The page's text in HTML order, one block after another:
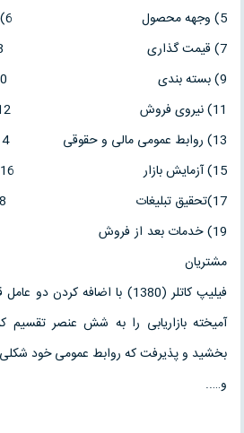
5) وجهه محصول 6) بخش بندی بازار
7) قیمت گذاری 8) آمیخته محصول
9) بسته بندی 10) توزیع
11) نیروی فروش 12) آموزش و پرورش
13) روابط عمومی مالی و حقوقی 14) روابط صنعتی
15) آزمایش بازار 16) تبلیغات
17)تحقیق تبلیغات 18) ترفیع فروش
مشتریان
فیلیپ کاتلر (1380) با اضافه
بخشید و پذیرفت که روابط عمومی خود شکلی
و…..